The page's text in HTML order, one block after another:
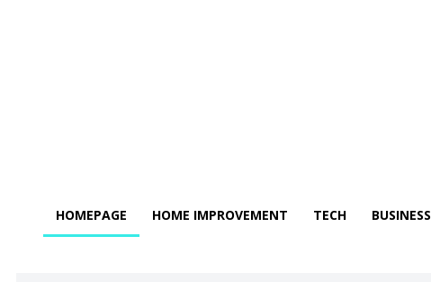
HOMEPAGE HOME IMPROVEMENT TECH BUSINESS